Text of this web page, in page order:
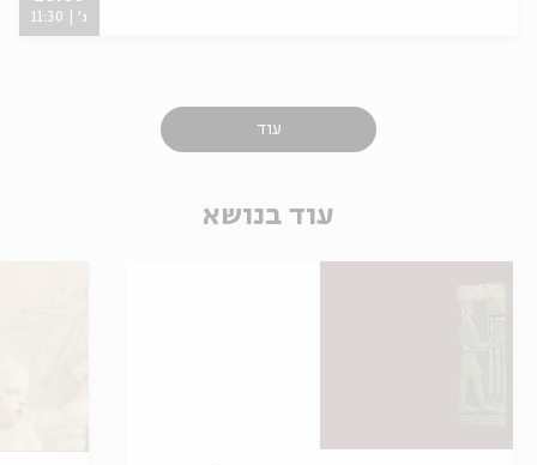
ג' | 11:30
עוד
עוד בנושא